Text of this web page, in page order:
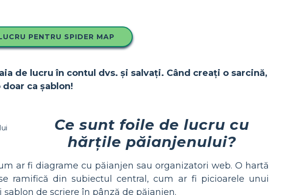
PENTRU SPIDER MAP
de lucru în contul dvs. și salvați. Când creați o sarcină,
ca șablon!
Ce sunt foile de lucru cu
hărțile păianjenului?
ar fi diagrame cu păianjen sau organizatori web. O hartă
ramifică din subiectul central, cum ar fi picioarele unui
de scriere în pânză de păianjen.